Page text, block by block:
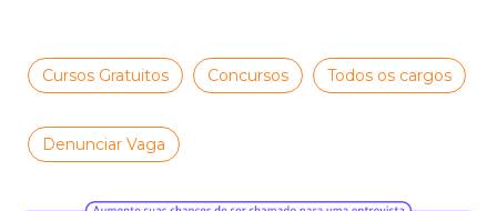
Cursos Gratuitos Concursos Todos os cargos
Denunciar Vaga